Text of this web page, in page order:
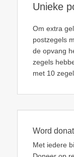
Unieke
Om extra
postzegels
de opvang
zegels
met 10
Word
Met iedere